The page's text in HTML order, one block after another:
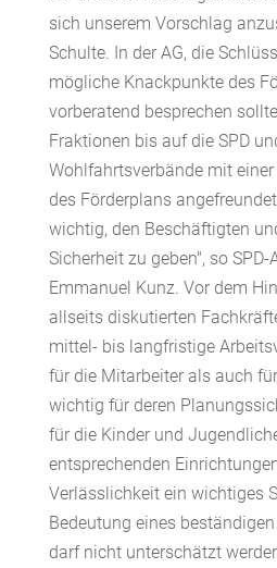
sich unserem Vorschlag
Schulte. In der AG, die
mögliche Knackpunkte des
vorberatend besprechen
Fraktionen bis auf die SPD
Wohlfahrtsverbände mit
des Förderplans
wichtig, den Beschäftigten
Sicherheit zu geben", so
Emmanuel Kunz. Vor dem
allseits diskutierten
mittel- bis langfristige
für die Mitarbeiter als auch
wichtig für deren
für die Kinder und
entsprechenden
Verlässlichkeit ein wichtiges
Bedeutung eines
darf nicht unterschätzt